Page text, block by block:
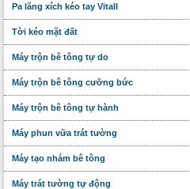
Pa lăng xích kéo tay Vitall
Tời kéo mặt đất
Máy trộn bê tông tự do
Máy trộn bê tông cưỡng bức
Máy trộn bê tông tự hành
Máy phun vữa trát tường
Máy tạo nhám bê tông
Máy trát tường tự động